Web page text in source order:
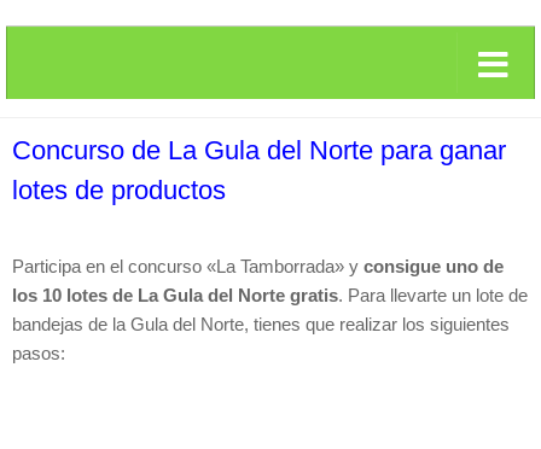
Concurso de La Gula del Norte para ganar
lotes de productos
Participa en el concurso «La Tamborrada» y consigue uno de
los 10 lotes de La Gula del Norte gratis. Para llevarte un lote de
bandejas de la Gula del Norte, tienes que realizar los siguientes
pasos: